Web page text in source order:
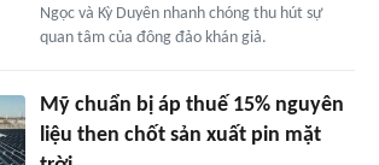
Ngọc và Kỳ Duyên nhanh chóng thu hút sự
quan tâm của đông đảo khán giả.
Mỹ chuẩn bị áp thuế 15% nguyên
liệu then chốt sản xuất pin mặt